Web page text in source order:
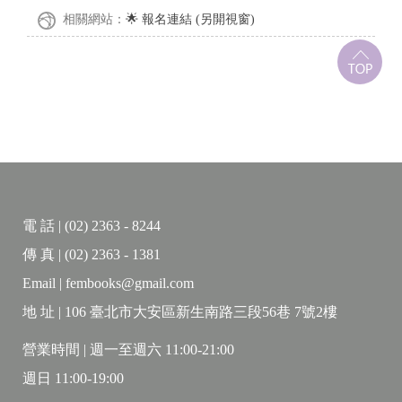
相關網站： 🌟 報名連結 (另開視窗)
電 話 | (02) 2363 - 8244
傳 真 | (02) 2363 - 1381
Email | fembooks@gmail.com
地 址 | 106 臺北市大安區新生南路三段56巷 7號2樓
營業時間 | 週一至週六 11:00-21:00
週日 11:00-19:00